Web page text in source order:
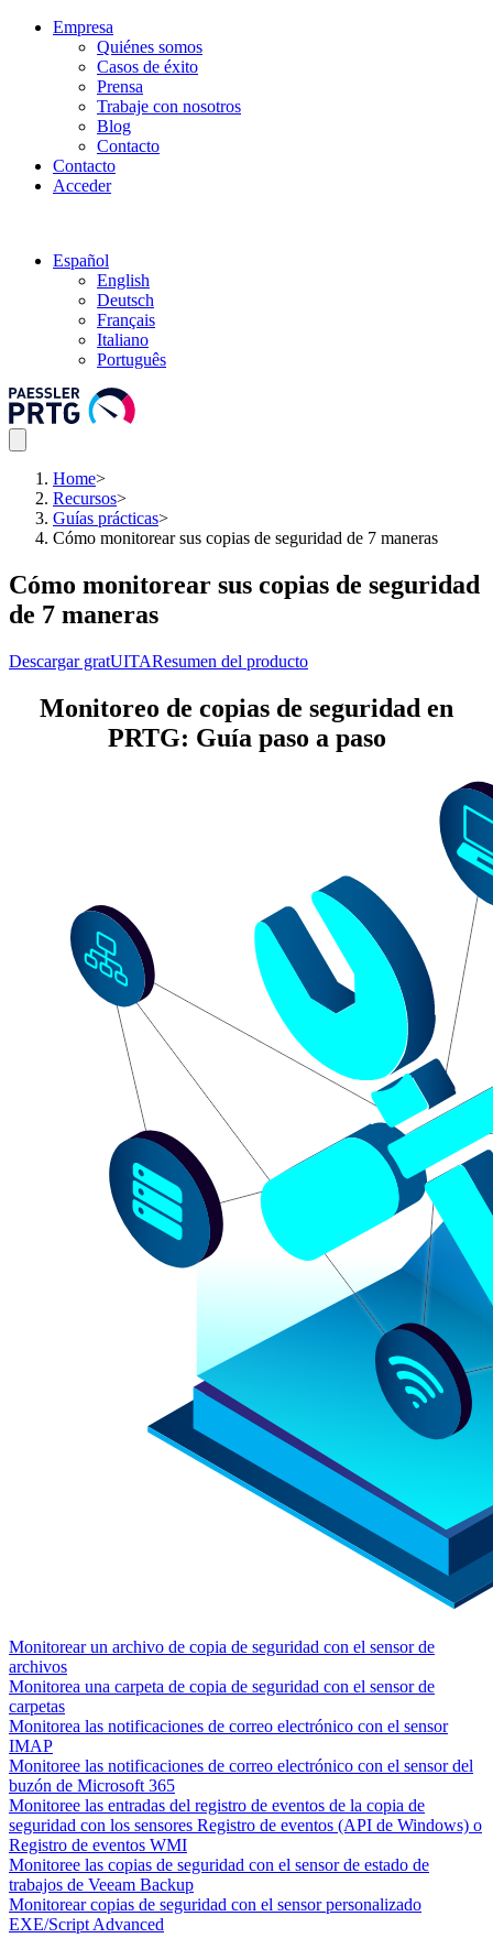
Empresa
Quiénes somos
Casos de éxito
Prensa
Trabaje con nosotros
Blog
Contacto
Contacto
Acceder
Español
English
Deutsch
Français
Italiano
Português
Home>
Recursos>
Guías prácticas>
Cómo monitorear sus copias de seguridad de 7 maneras
Cómo monitorear sus copias de seguridad
de 7 maneras
Descargar gratUITAResumen del producto
Monitoreo de copias de seguridad en
PRTG: Guía paso a paso
Monitorear un archivo de copia de seguridad con el sensor de
archivos
Monitorea una carpeta de copia de seguridad con el sensor de
carpetas
Monitorea las notificaciones de correo electrónico con el sensor
IMAP
Monitoree las notificaciones de correo electrónico con el sensor del
buzón de Microsoft 365
Monitoree las entradas del registro de eventos de la copia de
seguridad con los sensores Registro de eventos (API de Windows) o
Registro de eventos WMI
Monitoree las copias de seguridad con el sensor de estado de
trabajos de Veeam Backup
Monitorear copias de seguridad con el sensor personalizado
EXE/Script Advanced